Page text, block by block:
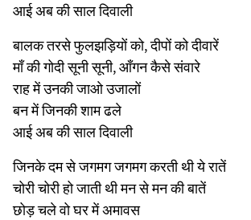
आई अब की साल दिवाली
बालक तरसे फुलझड़ियों को, दीपों को दीवारें
माँ की गोदी सूनी सूनी, आँगन कैसे संवारे
राह में उनकी जाओ उजालों
बन में जिनकी शाम ढले
आई अब की साल दिवाली
जिनके दम से जगमग जगमग करती थी ये रातें
चोरी चोरी हो जाती थी मन से मन की बातें
छोड़ चले वो घर में अमावस